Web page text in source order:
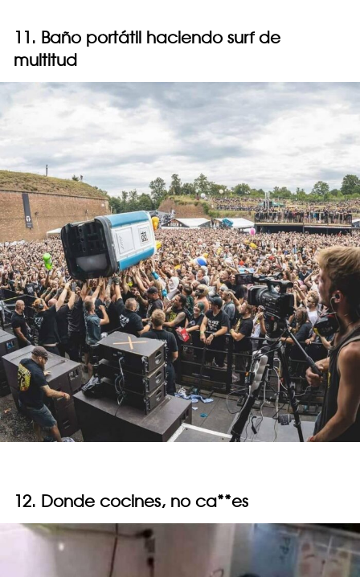
11. Baño portátil haciendo surf de
multitud
12. Donde cocines, no ca**es